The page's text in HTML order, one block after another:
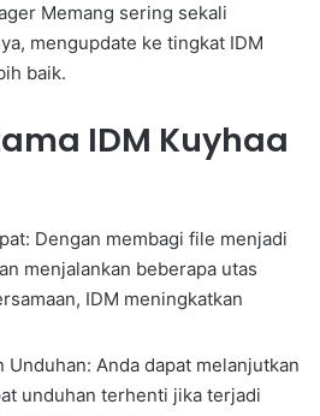
Memang sering sekali
mengupdate ke tingkat IDM
baik.
IDM Kuyhaa
Dengan membagi file menjadi
menjalankan beberapa utas
IDM meningkatkan
Unduhan: Anda dapat melanjutkan
unduhan terhenti jika terjadi